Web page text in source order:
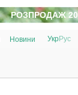
РОЗПРОДАЖ
Новини УкрРус